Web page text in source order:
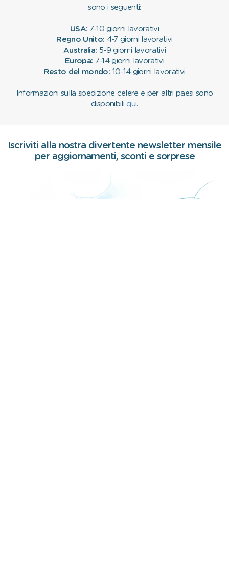
sono i seguenti:
USA: 7-10 giorni lavorativi
Regno Unito: 4-7 giorni lavorativi
Australia: 5-9 giorni lavorativi
Europa: 7-14 giorni lavorativi
Resto del mondo: 10-14 giorni lavorativi
Informazioni sulla spedizione celere e per altri paesi sono
disponibiliqui.
Iscriviti alla nostra divertente newsletter mensile
per aggiornamenti, sconti e sorprese